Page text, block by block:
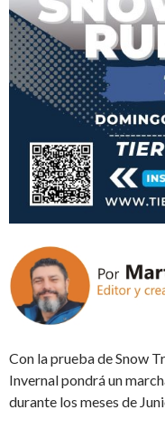
Con la prueba de Snow
Invernal pondrá un
durante los meses de